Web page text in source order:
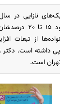
نازایی در
می‌کنند افزایش
از تبعات
داشته است. دکتر
است.